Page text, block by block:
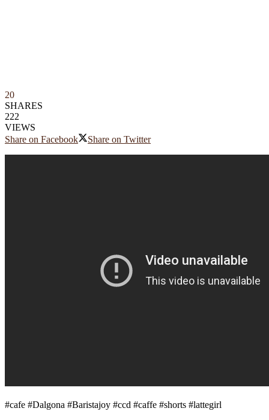
20
SHARES
222
VIEWS
Share on Facebook
Share on Twitter
#cafe #Dalgona #Baristajoy #ccd #caffe #shorts #lattegirl